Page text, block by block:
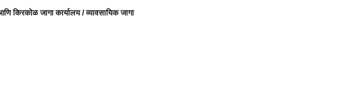
जागा कार्यालय / व्यावसायिक जागा